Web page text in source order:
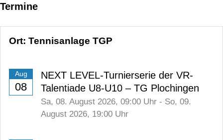
Termine
Ort: Tennisanlage TGP
Aug
08
NEXT LEVEL-Turnierserie der VR-
Talentiade U8-U10 – TG Plochingen
Sa, 08. August 2026, 09:00 Uhr - So, 09.
August 2026, 19:00 Uhr